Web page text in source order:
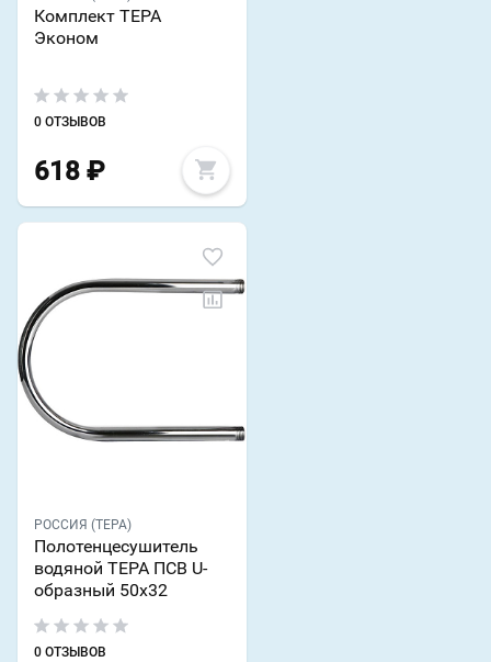
Комплект ТЕРА
Эконом
0 ОТЗЫВОВ
618 ₽
РОССИЯ (ТЕРА)
Полотенцесушитель
водяной ТЕРА ПСВ U-
образный 50х32
0 ОТЗЫВОВ